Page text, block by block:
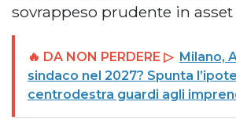
sovrappeso prudente in
🔥 DA NON PERDERE ▷ Milano,
sindaco nel 2027? Spunta
centrodestra guardi agli